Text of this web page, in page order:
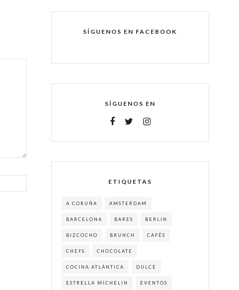
SÍGUENOS EN FACEBOOK
SÍGUENOS EN
ETIQUETAS
A CORUÑA AMSTERDAM
BARCELONA BARES BERLIN
BIZCOCHO BRUNCH CAFÉS
CHEFS CHOCOLATE
COCINA ATLÁNTICA DULCE
ESTRELLA MICHELIN EVENTOS